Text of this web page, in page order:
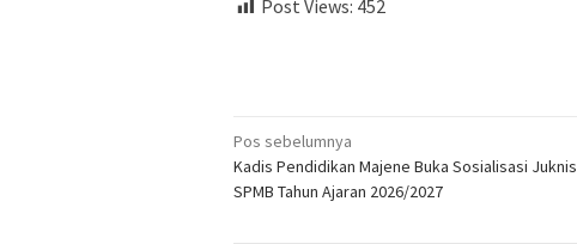
Post Views: 452
Navigasi
pos
Pos sebelumnya
Kadis Pendidikan Majene Buka Sosialisasi Juknis
SPMB Tahun Ajaran 2026/2027